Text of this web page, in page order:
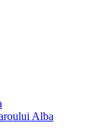
Alba